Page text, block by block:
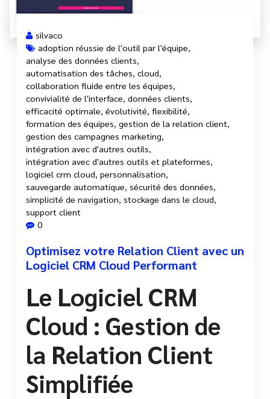
silvaco
adoption réussie de l'outil par l'équipe,
analyse des données clients,
automatisation des tâches, cloud,
collaboration fluide entre les équipes,
convivialité de l'interface, données clients,
efficacité optimale, évolutivité, flexibilité,
formation des équipes, gestion de la relation client,
gestion des campagnes marketing,
intégration avec d'autres outils,
intégration avec d'autres outils et plateformes,
logiciel crm cloud, personnalisation,
sauvegarde automatique, sécurité des données,
simplicité de navigation, stockage dans le cloud,
support client
0
Optimisez votre Relation Client avec un
Logiciel CRM Cloud Performant
Le Logiciel CRM
Cloud : Gestion de
la Relation Client
Simplifiée